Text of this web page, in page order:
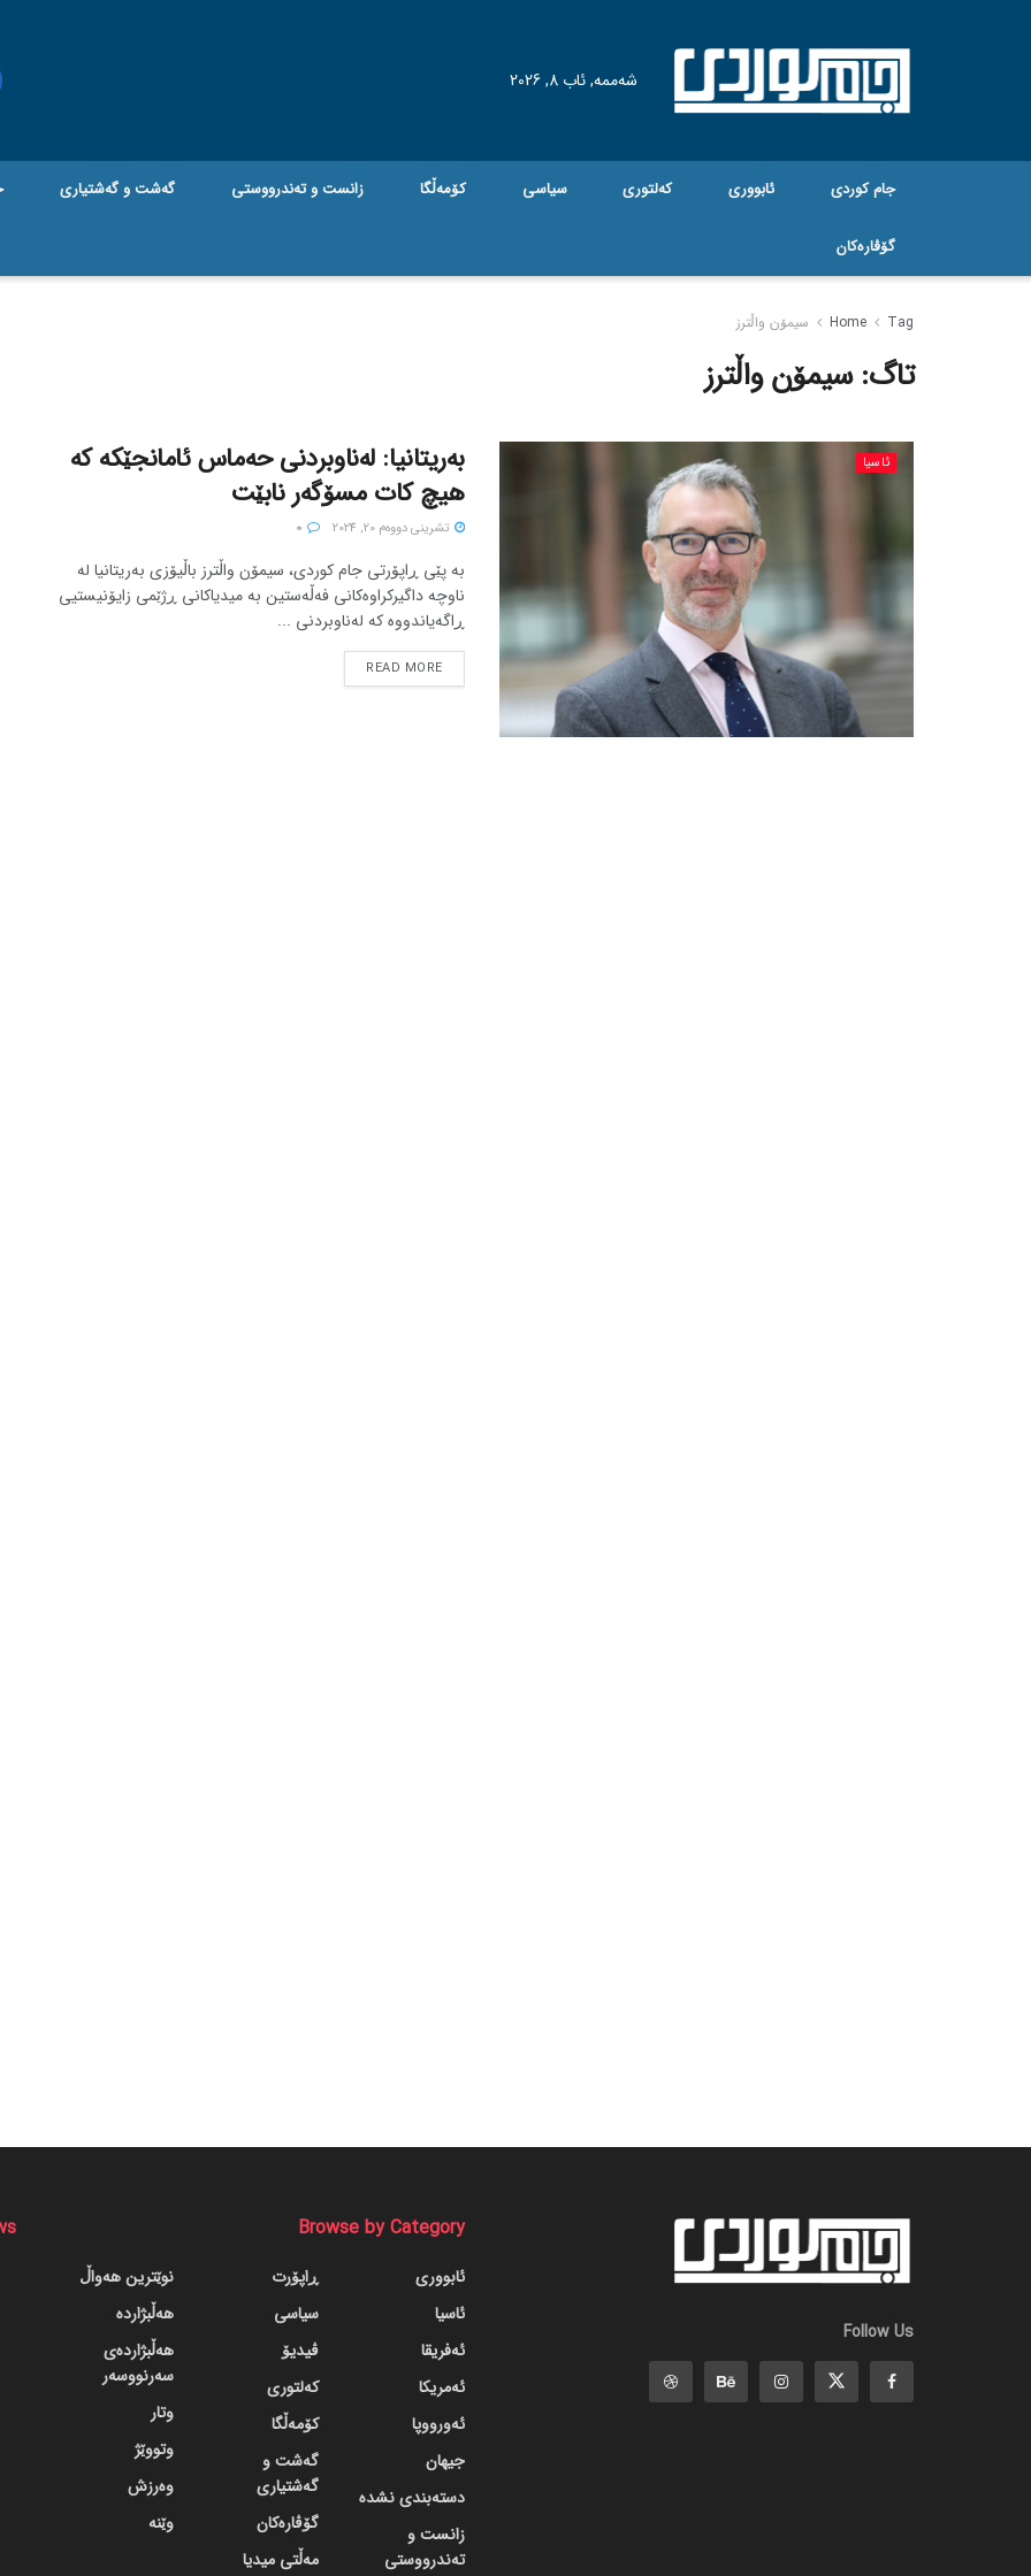
شەممە, ئاب 8, 2026
جام کوردی ئابووری کەلتوری سیاسی کۆمەڵگا زانست و تەندرووستی گه‌شت و گه‌شتیاری
گۆڤاره‌کان
Home Tag سیمۆن واڵترز
تاگ:سیمۆن واڵترز
ئاسیا
بەریتانیا: لەناوبردنی حەماس ئامانجێکە کە
هیچ کات مسۆگەر نابێت
تشرینی دووه‌م 20, 2024
بە پێی ڕاپۆرتی جام کوردی، سیمۆن واڵترز باڵیۆزی بەریتانیا لە
ناوچە داگیرکراوەکانی فەڵەستین بە میدیاکانی ڕژێمی زایۆنیستیی
ڕاگەیاندووە کە لەناوبردنی ...
READ MORE
Follow Us
Browse by Category
ئابووری
ئاسیا
ئەفریقا
ئەمریکا
ئەورووپا
جیهان
دسته‌بندی نشده
زانست و
تەندرووستی
ڕاپۆرت
سیاسی
ڤیدیۆ
کەلتوری
کۆمەڵگا
گه‌شت و
گه‌شتیاری
گۆڤاره‌کان
مەڵتی میدیا
نوێترین هەواڵ
هەڵبژاردە
هەڵبژاردەی
سەرنووسەر
وتار
وتووێژ
وەرزش
وێنە